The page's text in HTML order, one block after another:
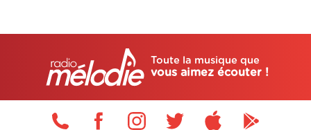
Toute la musique que
vous aimez écouter !